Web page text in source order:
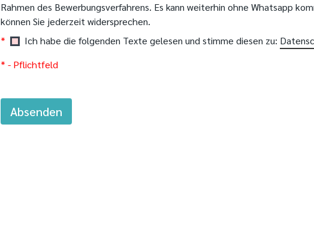
Rahmen des Bewerbungsverfahrens. Es kann weiterhin ohne Whatsapp
können Sie jederzeit widersprechen.
*
Ich habe die folgenden Texte gelesen und stimme diesen zu:
* - Pflichtfeld
Absenden